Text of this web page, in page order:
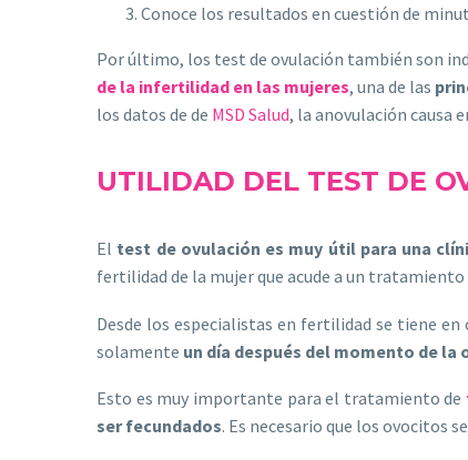
Conoce los resultados en cuestión de
Por último, los test de ovulación también son
de la infertilidad en las mujeres, una de las
los datos de de MSD Salud, la anovulación causa
UTILIDAD DEL TEST DE
El test de ovulación es muy útil para una
fertilidad de la mujer que acude a un
Desde los especialistas en fertilidad se tiene en
solamente un día después del momento de la
Esto es muy importante para el tratamiento de
ser fecundados. Es necesario que los ovocitos